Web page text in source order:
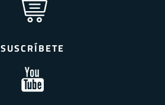
SUSCRÍBETE